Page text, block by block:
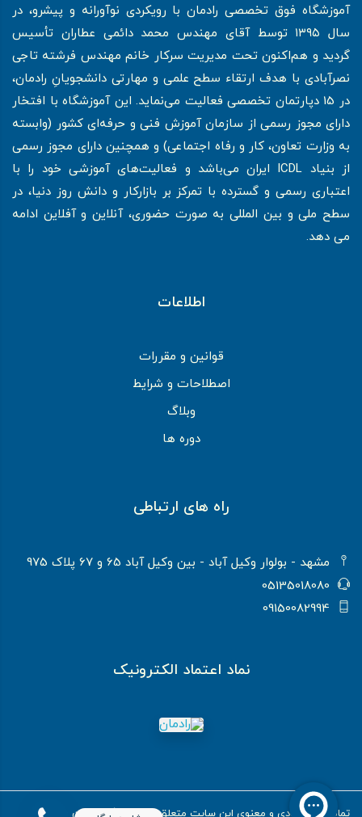
آموزشگاه فوق تخصصی رادمان با رویکردی نوآورانه و پیشرو، در
سال ۱۳۹۵ توسط آقای مهندس محمد دائمی عطاران تأسیس
گردید و هم‌اکنون تحت مدیریت سرکار خانم مهندس فرشته تاجی
نصرآبادی با هدف ارتقاء سطح علمی و مهارتی دانشجویانِ رادمان،
در 15 دپارتمان تخصصی فعالیت می‌نماید. این آموزشگاه با افتخار
دارای مجوز رسمی از سازمان آموزش فنی و حرفه‌ای کشور (وابسته
به وزارت تعاون، کار و رفاه اجتماعی) و همچنین دارای مجوز رسمی
از بنیاد ICDL ایران می‌باشد و فعالیت‌های آموزشی خود را با
اعتباری رسمی و گسترده با تمرکز بر بازارکار و دانش روز دنیا، در
سطح ملی و بین المللی به صورت حضوری، آنلاین و آفلاین ادامه
می دهد.
اطلاعات
قوانین و مقررات
اصطلاحات و شرایط
وبلاگ
دوره ها
راه های ارتباطی
مشهد - بولوار وکیل آباد - بین وکیل آباد 65 و 67 پلاک 975
05135018080
09150082994
نماد اعتماد الکترونیک
تمام حقوق مادی و معنوی این سایت متعلق به آموزشگاه رادمان می باشد